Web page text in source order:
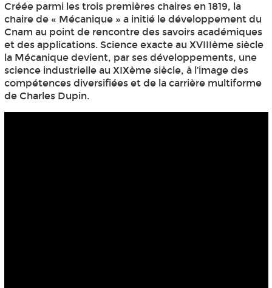
Créée parmi les trois premières chaires en 1819, la
chaire de « Mécanique » a initié le développement du
Cnam au point de rencontre des savoirs académiques
et des applications. Science exacte au XVIIIème siècle
la Mécanique devient, par ses développements, une
science industrielle au XIXème siècle, à l’image des
compétences diversifiées et de la carrière multiforme
de Charles Dupin.